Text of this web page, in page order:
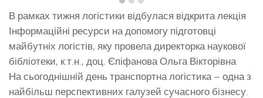
В рамках тижня логістики відбулася відкрита лекція
Інформаційні ресурси на допомогу підготовці
майбутніх логістів, яку провела директорка наукової
бібліотеки, к.т.н., доц. Єпіфанова Ольга Вікторівна
На сьогоднішній день транспортна логістика – одна з
найбільш перспективних галузей сучасного бізнесу.